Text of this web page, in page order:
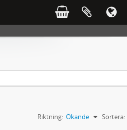
Sortera:
Riktning: Ökande